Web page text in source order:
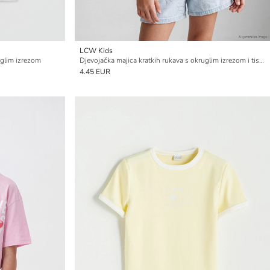
izrezom
LCW Kids
Djevojačka majica kratkih rukava s okruglim izrezom i tiskom
4.45 EUR